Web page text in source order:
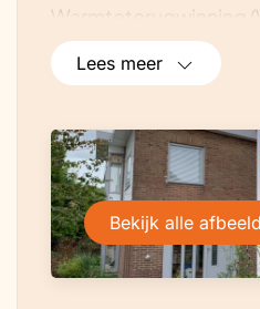
Warmteterugwinning
douchewaterDe
is voorzien van
voorverwarmd
opgewarmd hoeft te
Warmteterugwinning
woning hebben we
aangelegd met
Verse lucht van
Lees meer
Bekijk alle